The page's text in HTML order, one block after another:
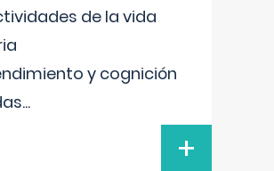
de la vida
y cognición
...
+